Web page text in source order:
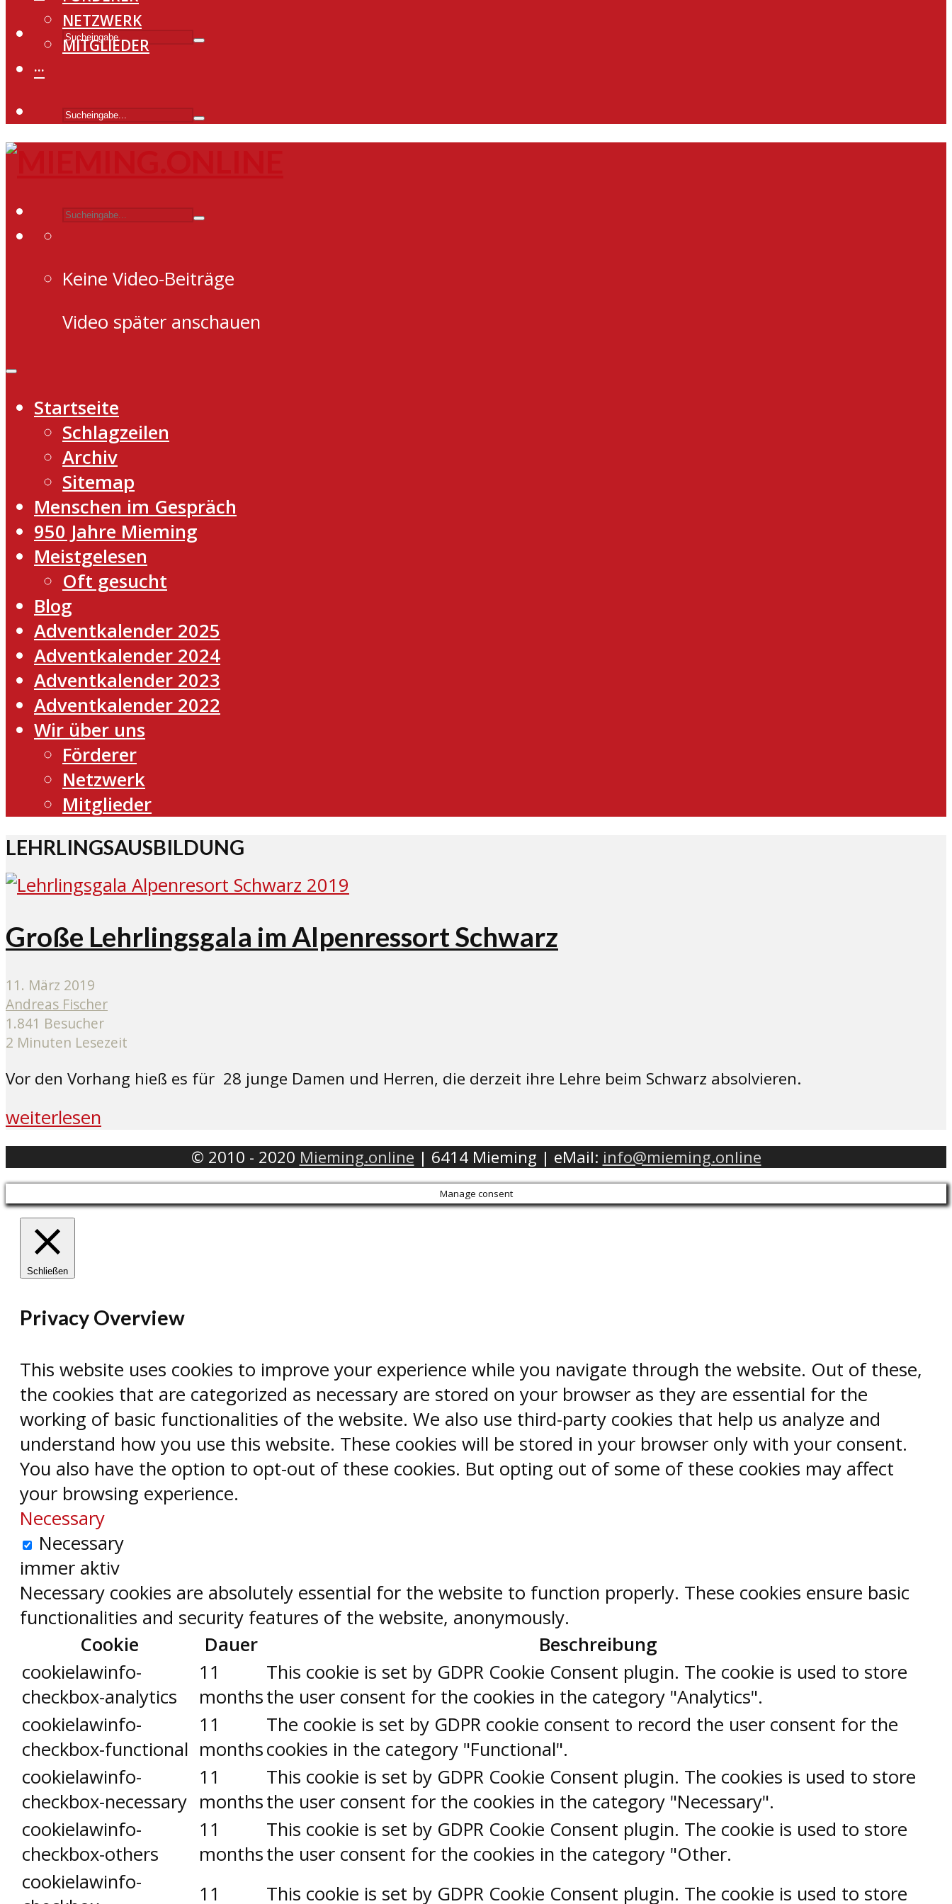
NETZWERK
MITGLIEDER
···
Keine Video-Beiträge
Video später anschauen
Startseite
Schlagzeilen
Archiv
Sitemap
Menschen im Gespräch
950 Jahre Mieming
Meistgelesen
Oft gesucht
Blog
Adventkalender 2025
Adventkalender 2024
Adventkalender 2023
Adventkalender 2022
Wir über uns
Förderer
Netzwerk
Mitglieder
LEHRLINGSAUSBILDUNG
Große Lehrlingsgala im Alpenressort Schwarz
11. März 2019
Andreas Fischer
1.841 Besucher
2 Minuten Lesezeit
Vor den Vorhang hieß es für 28 junge Damen und Herren, die derzeit ihre Lehre beim Schwarz absolvieren.
weiterlesen
© 2010 - 2020 Mieming.online | 6414 Mieming | eMail: info@mieming.online
Manage consent
Schließen
Privacy Overview
This website uses cookies to improve your experience while you navigate through the website. Out of these,
the cookies that are categorized as necessary are stored on your browser as they are essential for the
working of basic functionalities of the website. We also use third-party cookies that help us analyze and
understand how you use this website. These cookies will be stored in your browser only with your consent.
You also have the option to opt-out of these cookies. But opting out of some of these cookies may affect
your browsing experience.
Necessary
Necessary
immer aktiv
Necessary cookies are absolutely essential for the website to function properly. These cookies ensure basic
functionalities and security features of the website, anonymously.
Cookie
Dauer
Beschreibung
cookielawinfo-
checkbox-analytics
11
months
This cookie is set by GDPR Cookie Consent plugin. The cookie is used to store
the user consent for the cookies in the category "Analytics".
cookielawinfo-
checkbox-functional
11
months
The cookie is set by GDPR cookie consent to record the user consent for the
cookies in the category "Functional".
cookielawinfo-
checkbox-necessary
11
months
This cookie is set by GDPR Cookie Consent plugin. The cookies is used to store
the user consent for the cookies in the category "Necessary".
cookielawinfo-
checkbox-others
11
months
This cookie is set by GDPR Cookie Consent plugin. The cookie is used to store
the user consent for the cookies in the category "Other.
cookielawinfo-
11 This cookie is set by GDPR Cookie Consent plugin. The cookie is used to store